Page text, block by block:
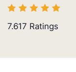
7.617 Ratings